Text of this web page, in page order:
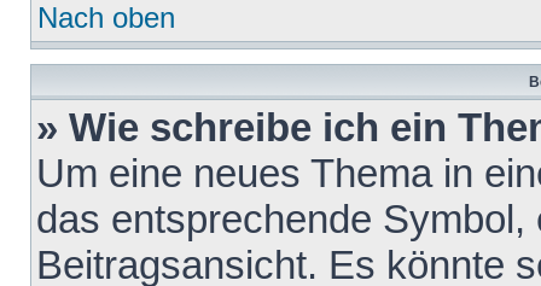
Nach oben
» Wie schreibe ich ein
Um eine neues Thema in
das entsprechende
Beitragsansicht. Es könnte